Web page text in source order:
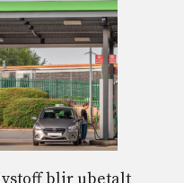
blir ubetalt